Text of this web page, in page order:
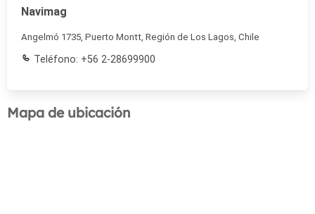
Navimag
Angelmó 1735, Puerto Montt, Región de Los Lagos, Chile
Teléfono: +56 2-28699900
Mapa de ubicación